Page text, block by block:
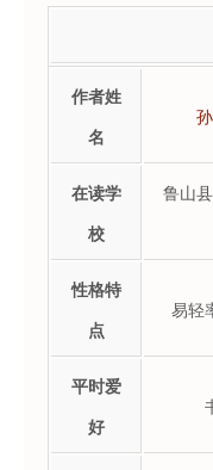
作者姓
名
在读学
校
鲁山
性格特
点
易轻
平时爱
好